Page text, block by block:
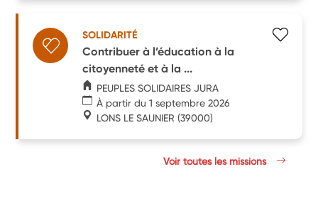
SOLIDARITÉ
Contribuer à l’éducation à la
citoyenneté et à la ...
PEUPLES SOLIDAIRES JURA
À partir du 1 septembre 2026
LONS LE SAUNIER (39000)
Voir toutes les missions